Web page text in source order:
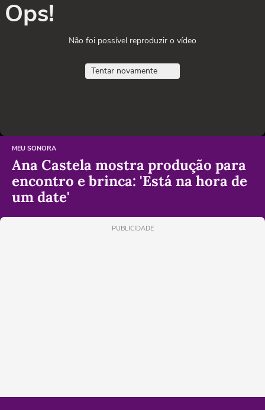
Ops!
Não foi possível reproduzir o vídeo
Tentar novamente
MEU SONORA
Ana Castela mostra produção para
encontro e brinca: 'Está na hora de
um date'
PUBLICIDADE